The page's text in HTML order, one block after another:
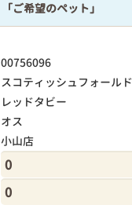
「ご希望のペット」
00756096
スコティッシュフォールド
レッドタビー
オス
小山店